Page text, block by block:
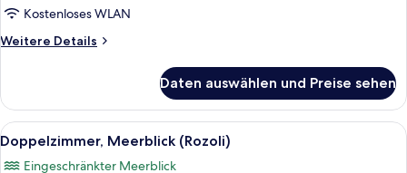
Kostenloses WLAN
Weitere Details
Weitere
(Cozy)
Daten auswählen und Preise sehen
Alle
Fotos
Doppelzimmer, Meerblick (Rozoli) |
5
Doppelzimmer, Meerblick (Rozoli)
Eingeschränkter Meerblick